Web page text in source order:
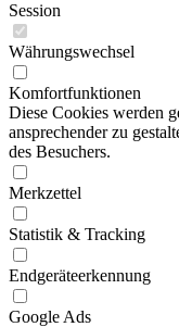
Session
Währungswechsel
Komfortfunktionen
Diese Cookies werden
ansprechender zu
des Besuchers.
Merkzettel
Statistik & Tracking
Endgeräteerkennung
Google Ads